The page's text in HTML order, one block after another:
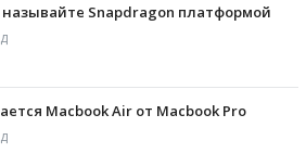
называйте Snapdragon платформой
Macbook Air от Macbook Pro